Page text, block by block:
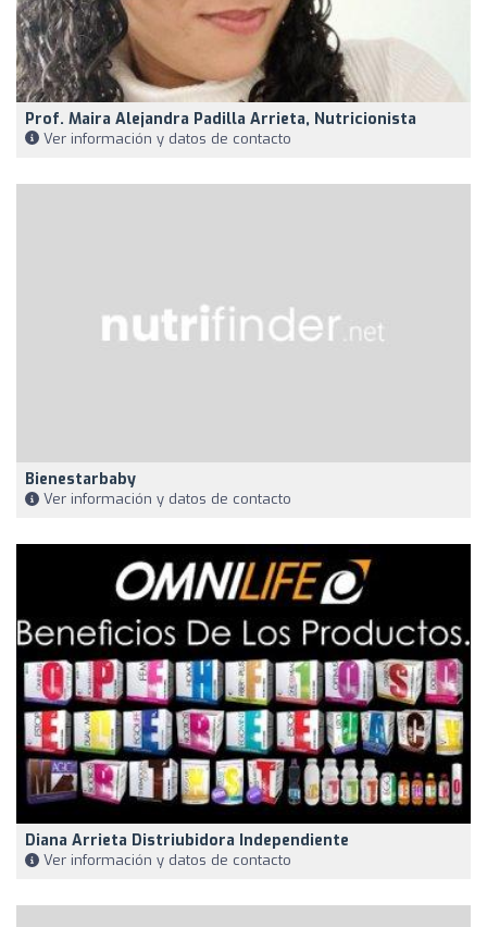
Prof. Maira Alejandra Padilla Arrieta, Nutricionista
Ver información y datos de contacto
Bienestarbaby
Ver información y datos de contacto
Diana Arrieta Distriubidora Independiente
Ver información y datos de contacto